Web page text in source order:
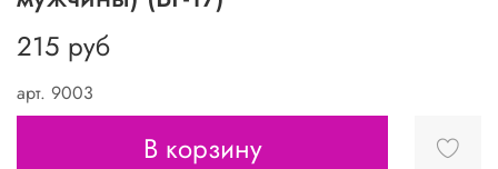
арт. 9003
215 руб
В корзину